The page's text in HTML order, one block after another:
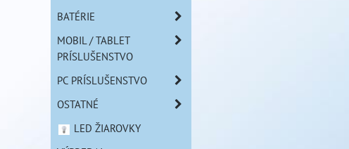
BATÉRIE
MOBIL / TABLET
PRÍSLUŠENSTVO
PC PRÍSLUŠENSTVO
OSTATNÉ
LED ŽIAROVKY